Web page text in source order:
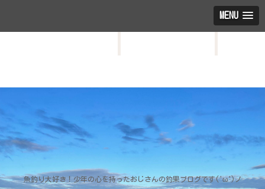
MENU
魚釣り大好き！少年の心を持ったおじさんの釣果ブログです('ω')ノ